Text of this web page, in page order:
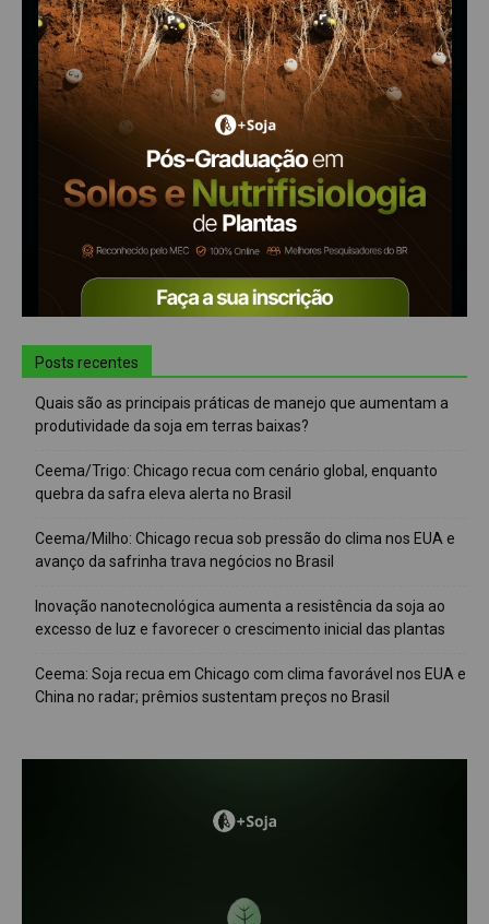
Posts recentes
Quais são as principais práticas de manejo que aumentam a
produtividade da soja em terras baixas?
Ceema/Trigo: Chicago recua com cenário global, enquanto
quebra da safra eleva alerta no Brasil
Ceema/Milho: Chicago recua sob pressão do clima nos EUA e
avanço da safrinha trava negócios no Brasil
Inovação nanotecnológica aumenta a resistência da soja ao
excesso de luz e favorecer o crescimento inicial das plantas
Ceema: Soja recua em Chicago com clima favorável nos EUA e
China no radar; prêmios sustentam preços no Brasil